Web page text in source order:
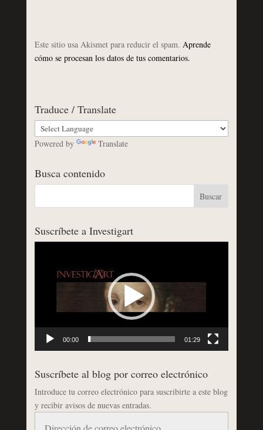
Este sitio usa Akismet para reducir el spam. Aprende
cómo se procesan los datos de tus comentarios.
Traduce / Translate
Powered by Translate
Busca contenido
Suscríbete a Investigart
00:00 01:29
Suscríbete al blog por correo electrónico
Introduce tu correo electrónico para suscribirte a este blog
y recibir avisos de nuevas entradas.